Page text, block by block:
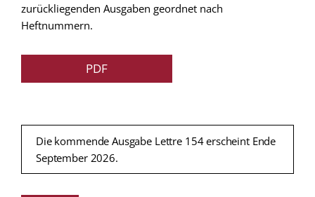
zurückliegenden Ausgaben geordnet nach
Heftnummern.
PDF
Die kommende Ausgabe Lettre 154 erscheint Ende
September 2026.